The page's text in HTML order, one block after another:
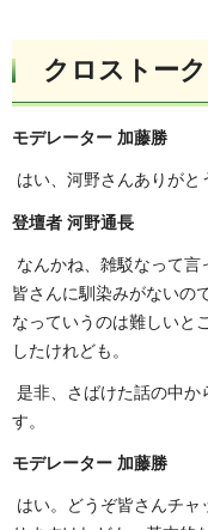
クロストーク
モデレーター 加藤勝
はい、河野さんありがと
登壇者 河野通長
なんかね、雑駁なって
皆さんに馴染みがないの
なっていうのは難しいと
したけれども。
是非、さばけた話の中か
す。
モデレーター 加藤勝
はい。どうぞ皆さんチ